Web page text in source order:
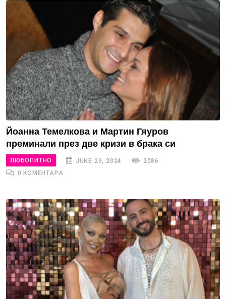
Йоанна Темелкова и Мартин Гяуров
преминали през две кризи в брака си
ЛЮБОПИТНО JUNE 29, 2024
2086
0 КОМЕНТАРА